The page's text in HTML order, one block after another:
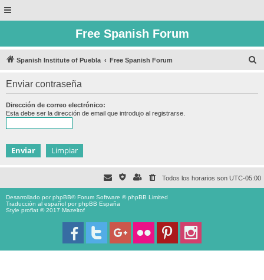
Free Spanish Forum
Spanish Institute of Puebla Free Spanish Forum
Enviar contraseña
Dirección de correo electrónico:
Esta debe ser la dirección de email que introdujo al registrarse.
Todos los horarios son UTC-05:00
Desarrollado porphpBB® Forum Software © phpBB Limited
Traducción al español porphpBB España
Style proflat © 2017 Mazeltof